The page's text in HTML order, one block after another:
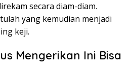
secara diam-diam.
yang kemudian menjadi
keji.
Mengerikan Ini Bisa